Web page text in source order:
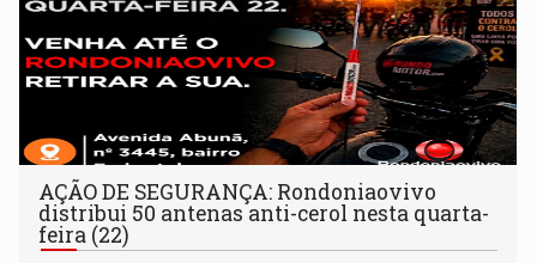
AÇÃO DE SEGURANÇA: Rondoniaovivo
distribui 50 antenas anti-cerol nesta quarta-
feira (22)